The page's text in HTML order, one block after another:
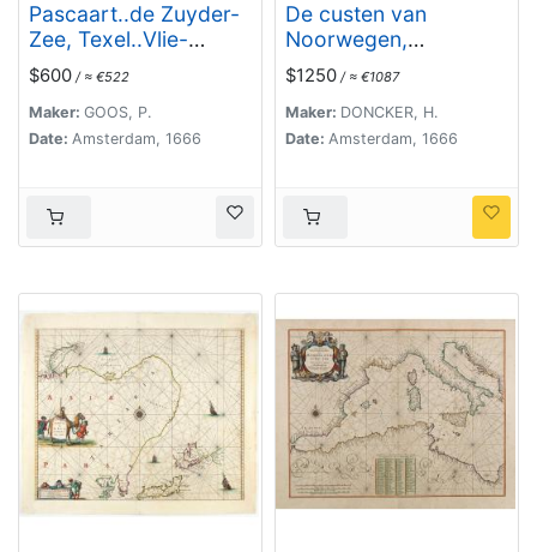
Pascaart..de Zuyder-
Zee, Texel..Vlie-
stroom..'t Amelander…
$600 / ≈ €522
Maker: GOOS, P.
Date: Amsterdam, 1666
De custen van
Noorwegen,
Finmarcken, Laplandt,
Spitsbergen . . .
$1250 / ≈ €1087
Maker: DONCKER, H.
Date: Amsterdam, 1666